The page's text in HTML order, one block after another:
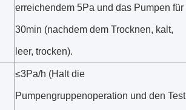
erreichendem 5Pa und das Pumpen für
30min (nachdem dem Trocknen, kalt,
leer, trocken).
≤3Pa/h (Halt die
Pumpengruppenoperation und den Test